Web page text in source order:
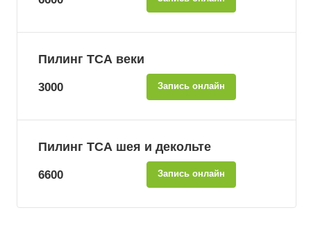
Пилинг ТСА веки
3000 Запись онлайн
Пилинг ТСА шея и декольте
6600 Запись онлайн